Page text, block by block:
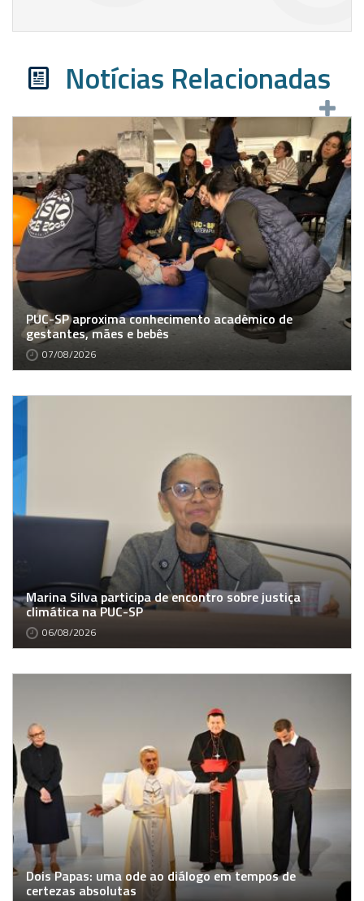
Notícias Relacionadas
PUC-SP aproxima conhecimento acadêmico de
gestantes, mães e bebês
07/08/2026
Marina Silva participa de encontro sobre justiça
climática na PUC-SP
06/08/2026
Dois Papas: uma ode ao diálogo em tempos de
certezas absolutas